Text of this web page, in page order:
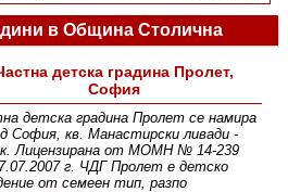
в Община Столична
детска градина Пролет,
София
детска градина Пролет се намира
София, кв. Манастирски ливади -
Лицензирана от МОМН № 14-239
г. ЧДГ Пролет е детско
от семеен тип, разпо